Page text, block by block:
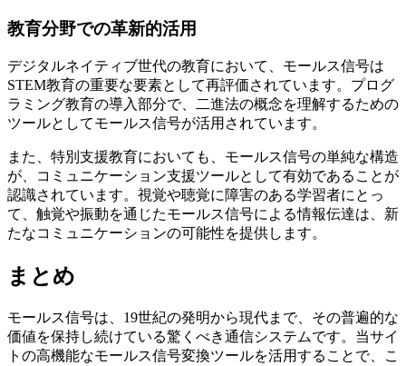
教育分野での革新的活用
デジタルネイティブ世代の教育において、モールス信号は
STEM教育の重要な要素として再評価されています。プログ
ラミング教育の導入部分で、二進法の概念を理解するための
ツールとしてモールス信号が活用されています。
また、特別支援教育においても、モールス信号の単純な構造
が、コミュニケーション支援ツールとして有効であることが
認識されています。視覚や聴覚に障害のある学習者にとっ
て、触覚や振動を通じたモールス信号による情報伝達は、新
たなコミュニケーションの可能性を提供します。
まとめ
モールス信号は、19世紀の発明から現代まで、その普遍的な
価値を保持し続けている驚くべき通信システムです。当サイ
トの高機能なモールス信号変換ツールを活用することで、こ